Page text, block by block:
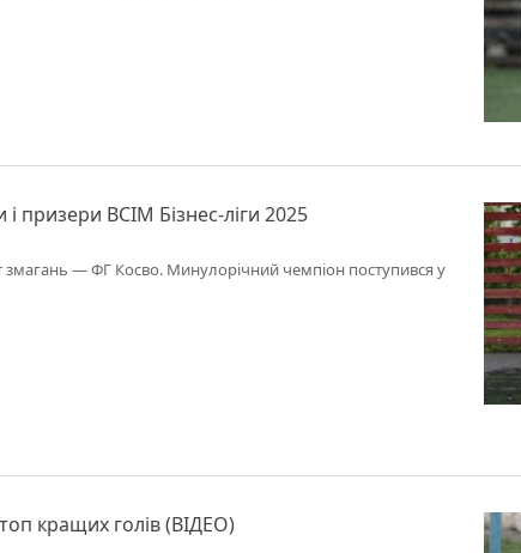
призери ВСІМ Бізнес-ліги 2025
— ФГ Косво. Минулорічний чемпіон поступився у
кращих голів (ВІДЕО)